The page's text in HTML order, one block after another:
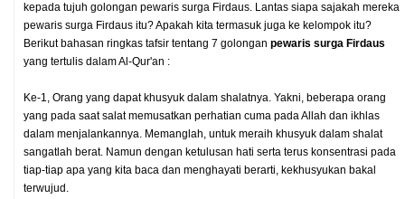
kepada tujuh golongan pewaris surga Firdaus. Lantas siapa sajakah mereka
pewaris surga Firdaus itu? Apakah kita termasuk juga ke kelompok itu?
Berikut bahasan ringkas tafsir tentang 7 golongan pewaris surga Firdaus
yang tertulis dalam Al-Qur'an :
Ke-1, Orang yang dapat khusyuk dalam shalatnya. Yakni, beberapa orang
yang pada saat salat memusatkan perhatian cuma pada Allah dan ikhlas
dalam menjalankannya. Memanglah, untuk meraih khusyuk dalam shalat
sangatlah berat. Namun dengan ketulusan hati serta terus konsentrasi pada
tiap-tiap apa yang kita baca dan menghayati berarti, kekhusyukan bakal
terwujud.